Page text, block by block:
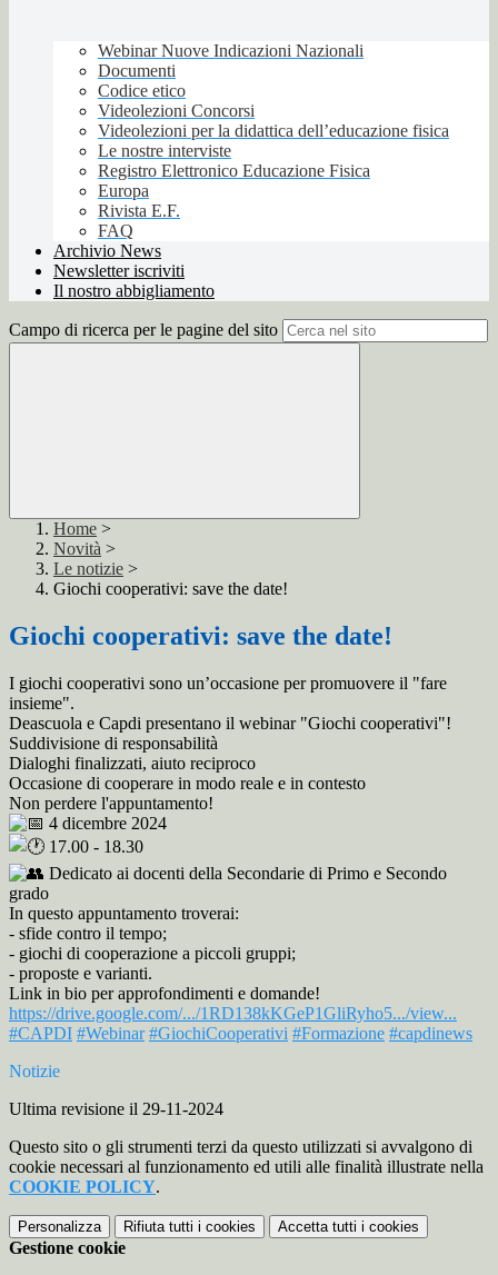
Webinar Nuove Indicazioni Nazionali
Documenti
Codice etico
Videolezioni Concorsi
Videolezioni per la didattica dell’educazione fisica
Le nostre interviste
Registro Elettronico Educazione Fisica
Europa
Rivista E.F.
FAQ
Archivio News
Newsletter iscriviti
Il nostro abbigliamento
Campo di ricerca per le pagine del sito
Home >
Novità >
Le notizie >
Giochi cooperativi: save the date!
Giochi cooperativi: save the date!
I giochi cooperativi sono un’occasione per promuovere il "fare
insieme".
Deascuola e Capdi presentano il webinar "Giochi cooperativi"!
Suddivisione di responsabilità
Dialoghi finalizzati, aiuto reciproco
Occasione di cooperare in modo reale e in contesto
Non perdere l'appuntamento!
4 dicembre 2024
17.00 - 18.30
Dedicato ai docenti della Secondarie di Primo e Secondo
grado
In questo appuntamento troverai:
- sfide contro il tempo;
- giochi di cooperazione a piccoli gruppi;
- proposte e varianti.
Link in bio per approfondimenti e domande!
https://drive.google.com/.../1RD138kKGeP1GliRyho5.../view...
#CAPDI #Webinar #GiochiCooperativi #Formazione #capdinews
Notizie
Ultima revisione il 29-11-2024
Questo sito o gli strumenti terzi da questo utilizzati si avvalgono di
cookie necessari al funzionamento ed utili alle finalità illustrate nella
COOKIE POLICY.
Personalizza Rifiuta tutti i cookies Accetta tutti i cookies
Gestione cookie